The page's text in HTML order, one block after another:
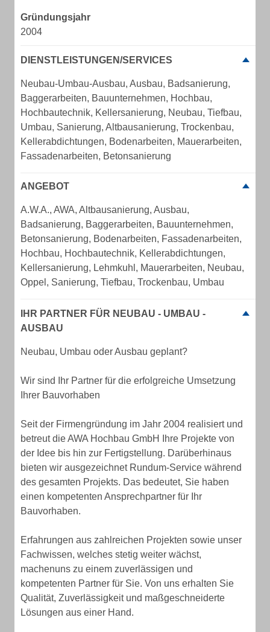
Gründungsjahr
2004
DIENSTLEISTUNGEN/SERVICES
Neubau-Umbau-Ausbau, Ausbau, Badsanierung,
Baggerarbeiten, Bauunternehmen, Hochbau,
Hochbautechnik, Kellersanierung, Neubau, Tiefbau,
Umbau, Sanierung, Altbausanierung, Trockenbau,
Kellerabdichtungen, Bodenarbeiten, Mauerarbeiten,
Fassadenarbeiten, Betonsanierung
ANGEBOT
A.W.A., AWA, Altbausanierung, Ausbau,
Badsanierung, Baggerarbeiten, Bauunternehmen,
Betonsanierung, Bodenarbeiten, Fassadenarbeiten,
Hochbau, Hochbautechnik, Kellerabdichtungen,
Kellersanierung, Lehmkuhl, Mauerarbeiten, Neubau,
Oppel, Sanierung, Tiefbau, Trockenbau, Umbau
IHR PARTNER FÜR NEUBAU - UMBAU -
AUSBAU
Neubau, Umbau oder Ausbau geplant?
Wir sind Ihr Partner für die erfolgreiche Umsetzung
Ihrer Bauvorhaben
Seit der Firmengründung im Jahr 2004 realisiert und
betreut die AWA Hochbau GmbH Ihre Projekte von
der Idee bis hin zur Fertigstellung. Darüberhinaus
bieten wir ausgezeichnet Rundum-Service während
des gesamten Projekts. Das bedeutet, Sie haben
einen kompetenten Ansprechpartner für Ihr
Bauvorhaben.
Erfahrungen aus zahlreichen Projekten sowie unser
Fachwissen, welches stetig weiter wächst,
machenuns zu einem zuverlässigen und
kompetenten Partner für Sie. Von uns erhalten Sie
Qualität, Zuverlässigkeit und maßgeschneiderte
Lösungen aus einer Hand.